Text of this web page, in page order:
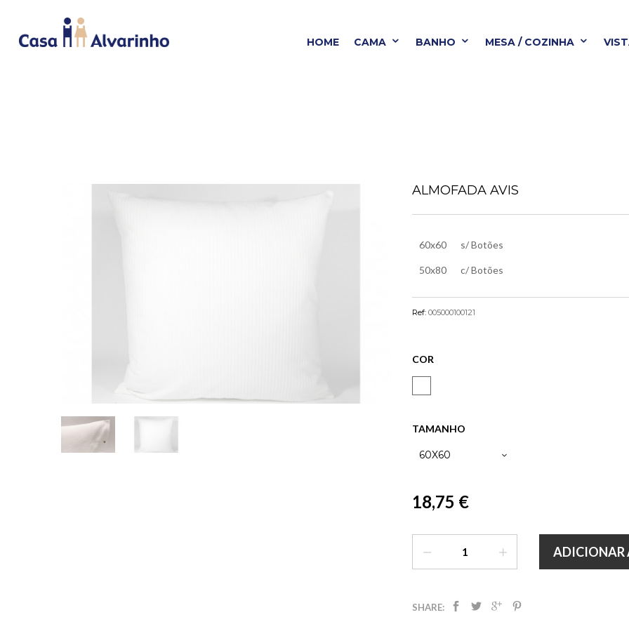
HOME CAMA BANHO MESA / COZINHA
ALMOFADA AVIS
60x60 s/ Botões
50x80 c/ Botões
Ref: 005000100121
COR
TAMANHO
60X60
18,75 €
ADICIONAR
SHARE: